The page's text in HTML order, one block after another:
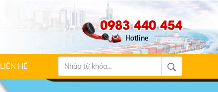
0983 440 454
LIÊN HỆ